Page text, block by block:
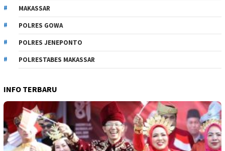
MAKASSAR
POLRES GOWA
POLRES JENEPONTO
POLRESTABES MAKASSAR
INFO TERBARU